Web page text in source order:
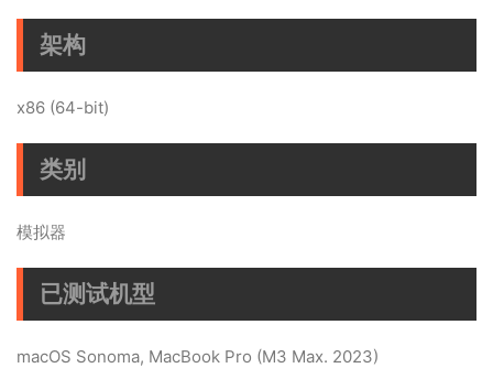
架构
x86 (64-bit)
类别
模拟器
已测试机型
macOS Sonoma, MacBook Pro (M3 Max. 2023)